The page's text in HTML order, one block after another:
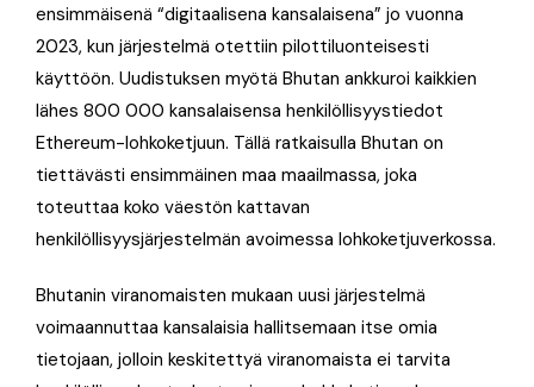
ensimmäisenä “digitaalisena kansalaisena” jo vuonna
2023, kun järjestelmä otettiin pilottiluonteisesti
käyttöön. Uudistuksen myötä Bhutan ankkuroi kaikkien
lähes 800 000 kansalaisensa henkilöllisyystiedot
Ethereum-lohkoketjuun. Tällä ratkaisulla Bhutan on
tiettävästi ensimmäinen maa maailmassa, joka
toteuttaa koko väestön kattavan
henkilöllisyysjärjestelmän avoimessa lohkoketjuverkossa.
Bhutanin viranomaisten mukaan uusi järjestelmä
voimaannuttaa kansalaisia hallitsemaan itse omia
tietojaan, jolloin keskitettyä viranomaista ei tarvita